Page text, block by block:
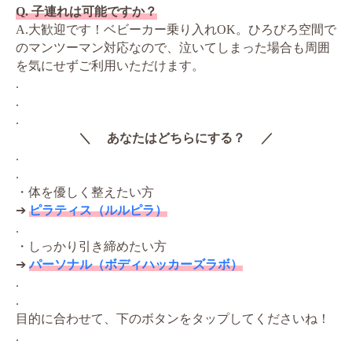
Q. 子連れは可能ですか？
A.大歓迎です！ベビーカー乗り入れOK。ひろびろ空間で
のマンツーマン対応なので、泣いてしまった場合も周囲
を気にせずご利用いただけます。
.
.
.
＼ あなたはどちらにする？ ／
.
.
・体を優しく整えたい方
➔ ピラティス（ルルピラ）
.
・しっかり引き締めたい方
➔パーソナル（ボディハッカーズラボ）
.
.
目的に合わせて、下のボタンをタップしてくださいね！
.